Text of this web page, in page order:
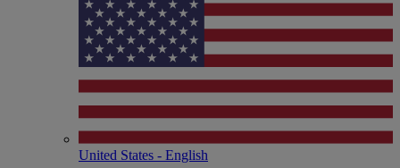
United States - English